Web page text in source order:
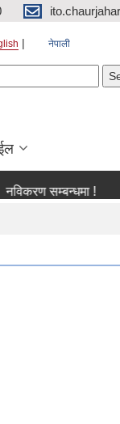
नेपाली
सम्बन्धमा ! विश्च